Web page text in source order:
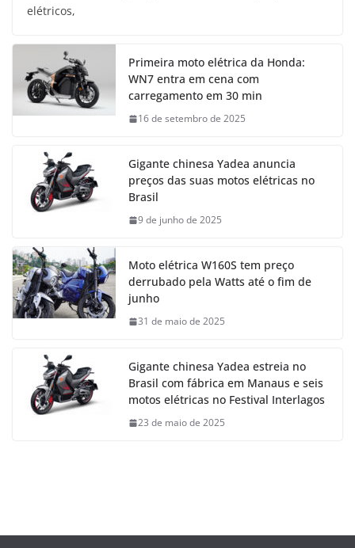
elétricos,
Primeira moto elétrica da Honda:
WN7 entra em cena com
carregamento em 30 min
16 de setembro de 2025
Gigante chinesa Yadea anuncia
preços das suas motos elétricas no
Brasil
9 de junho de 2025
Moto elétrica W160S tem preço
derrubado pela Watts até o fim de
junho
31 de maio de 2025
Gigante chinesa Yadea estreia no
Brasil com fábrica em Manaus e seis
motos elétricas no Festival Interlagos
23 de maio de 2025